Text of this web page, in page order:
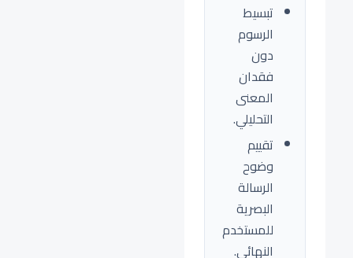
تبسيط
الرسوم
دون
فقدان
المعنى
التحليلي.
تقييم
وضوح
الرسالة
البصرية
للمستخدم
النهائي.